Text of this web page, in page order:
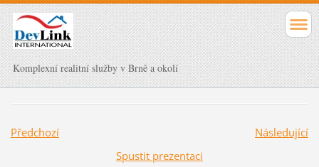
Komplexní realitní služby v Brně a okolí
Předchozí
Následující
Spustit prezentaci